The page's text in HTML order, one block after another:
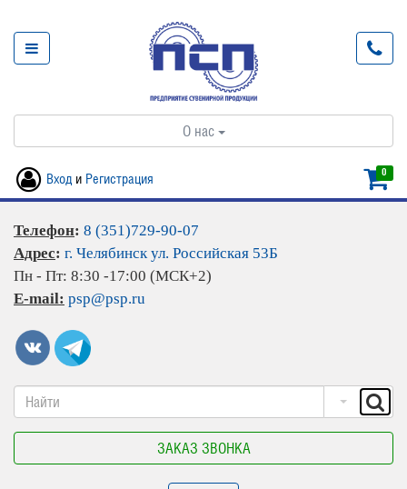
О нас
0
Вход и Регистрация
Телефон: 8 (351)729-90-07
Адрес: г. Челябинск ул. Российская 53Б
Пн - Пт: 8:30 -17:00 (МСК+2)
E-mail: psp@psp.ru
ЗАКАЗ ЗВОНКА